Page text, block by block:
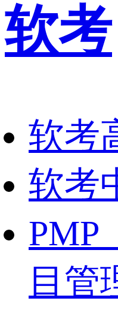
软考
软考
软考
PMP
目管